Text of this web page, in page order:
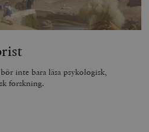
inte bara läsa psykologisk,
forskning.